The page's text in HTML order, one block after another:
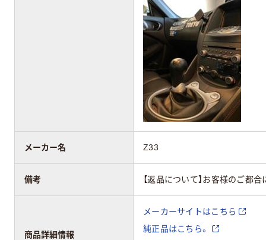
メーカー名 Z33
備考 【返品について】お客様のご都
商品詳細情報
メーカーサイトはこちら
純正品はこちら。